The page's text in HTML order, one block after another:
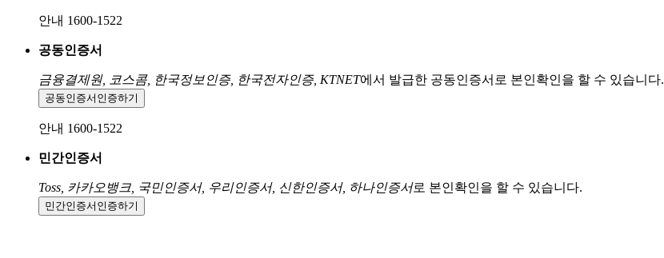
안내 1600-1522
공동인증서
금융결제원, 코스콤, 한국정보인증, 한국전자인증, KTNET에서 발급한 공동인증서로 본인확인을 할 수 있습니다.
공동인증서 인증하기
안내 1600-1522
민간인증서
Toss, 카카오뱅크, 국민인증서, 우리인증서, 신한인증서, 하나인증서로 본인확인을 할 수 있습니다.
민간인증서 인증하기